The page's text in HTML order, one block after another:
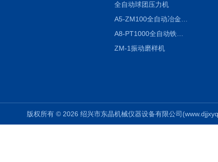
全自动球团压力机
A8-PT1000全自动铁矿球团抗压强度试验机
ZM-1振动磨样机
版权所有 © 2026 绍兴市东晶机械仪器设备有限公司